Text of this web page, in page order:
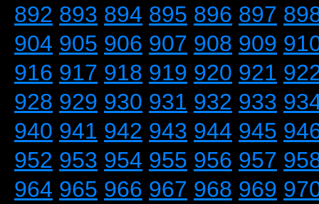
892 893 894 895 896 897
904 905 906 907 908 909
916 917 918 919 920 921
928 929 930 931 932 933
940 941 942 943 944 945
952 953 954 955 956 957
964 965 966 967 968 969